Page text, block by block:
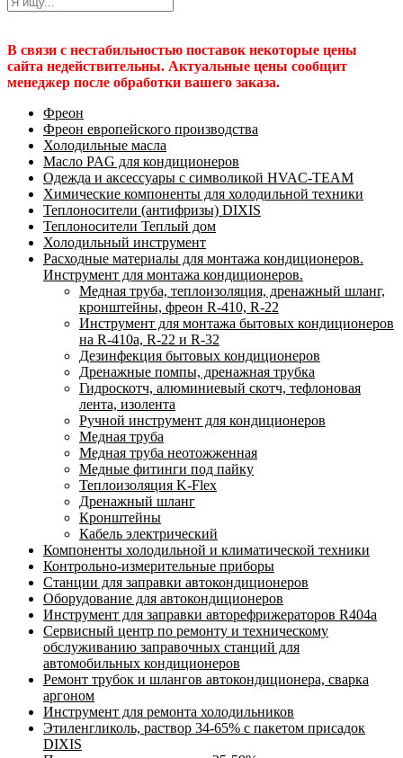
В связи с нестабильностью поставок некоторые цены
сайта недействительны. Актуальные цены сообщит
менеджер после обработки вашего заказа.
Фреон
Фреон европейского производства
Холодильные масла
Масло PAG для кондиционеров
Одежда и аксессуары с символикой HVAC-TEAM
Химические компоненты для холодильной техники
Теплоносители (антифризы) DIXIS
Теплоносители Теплый дом
Холодильный инструмент
Расходные материалы для монтажа кондиционеров.
Инструмент для монтажа кондиционеров.
Медная труба, теплоизоляция, дренажный шланг,
кронштейны, фреон R-410, R-22
Инструмент для монтажа бытовых кондиционеров
на R-410а, R-22 и R-32
Дезинфекция бытовых кондиционеров
Дренажные помпы, дренажная трубка
Гидроскотч, алюминиевый скотч, тефлоновая
лента, изолента
Ручной инструмент для кондиционеров
Медная труба
Медная труба неотожженная
Медные фитинги под пайку
Теплоизоляция K-Flex
Дренажный шланг
Кронштейны
Кабель электрический
Компоненты холодильной и климатической техники
Контрольно-измерительные приборы
Станции для заправки автокондиционеров
Оборудование для автокондиционеров
Инструмент для заправки авторефрижераторов R404a
Сервисный центр по ремонту и техническому
обслуживанию заправочных станций для
автомобильных кондиционеров
Ремонт трубок и шлангов автокондиционера, сварка
аргоном
Инструмент для ремонта холодильников
Этиленгликоль, раствор 34-65% с пакетом присадок
DIXIS